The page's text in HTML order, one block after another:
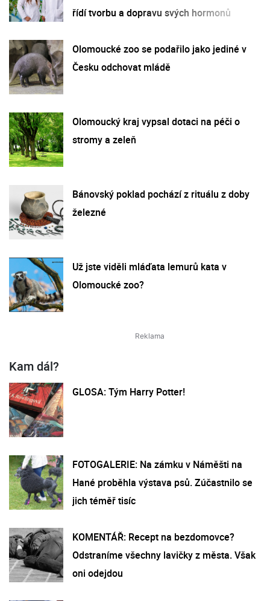
řídí tvorbu a dopravu svých hormonů
Olomoucké zoo se podařilo jako jediné v
Česku odchovat mládě
Olomoucký kraj vypsal dotaci na péči o
stromy a zeleň
Bánovský poklad pochází z rituálu z doby
železné
Už jste viděli mláďata lemurů kata v
Olomoucké zoo?
Kam dál?
GLOSA: Tým Harry Potter!
FOTOGALERIE: Na zámku v Náměšti na
Hané proběhla výstava psů. Zúčastnilo se
jich téměř tisíc
KOMENTÁŘ: Recept na bezdomovce?
Odstraníme všechny lavičky z města. Však
oni odejdou